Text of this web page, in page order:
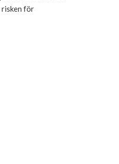
risken för